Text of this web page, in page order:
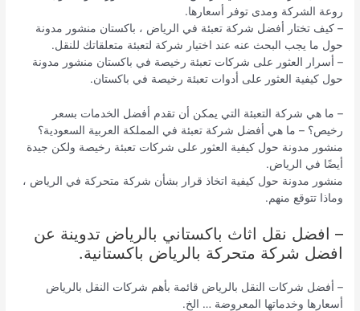
روعة الشركة ومدى توفر أسعارها.
– كيف تختار أفضل شركة تعبئة في الرياض ، باكستان منشور مدونة
حول ما يجب البحث عنه عند اختيار شركة لتعبئة متعلقاتك للنقل.
– أسرار العثور على شركات تعبئة رخيصة في باكستان منشور مدونة
حول كيفية العثور على أدوات تعبئة رخيصة في باكستان.
– ما هي شركة التعبئة التي يمكن أن تقدم أفضل الخدمات بسعر
رخيص؟ – ما هي أفضل شركة تعبئة في المملكة العربية السعودية؟
منشور مدونة حول كيفية العثور على شركات تعبئة رخيصة ولكن جيدة
أيضًا في الرياض.
منشور مدونة حول كيفية اتخاذ قرار بشأن شركة متحركة في الرياض ،
وماذا تتوقع منهم.
– افضل نقل اثاث باكستاني بالرياض تدوينة عن
افضل شركة متحركة بالرياض باكستانية.
– أفضل شركات النقل بالرياض قائمة بأهم شركات النقل بالرياض
أسعارها وخدماتها المعروضة … الخ.